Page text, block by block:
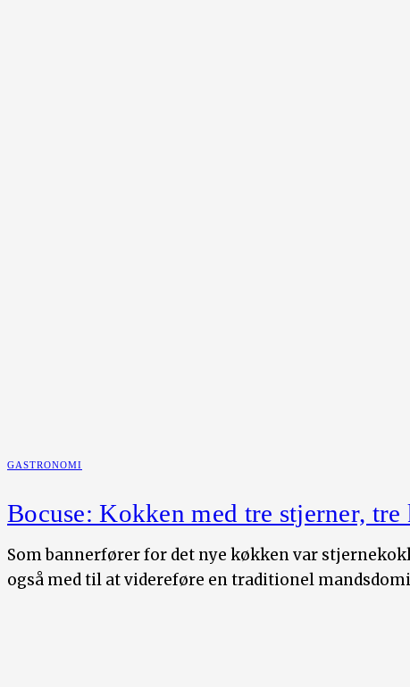
GASTRONOMI
Bocuse: Kokken med tre stjerner,
Som bannerfører for det nye køkken var
også med til at videreføre en traditionel